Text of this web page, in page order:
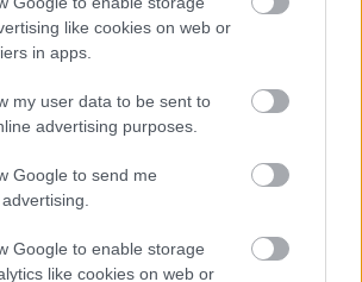
like cookies on web or
in apps.
my user data to be sent to
advertising purposes.
Google to send me
Google to enable storage
like cookies on web or
180 διαφορετικούς
διατάγματα σε 477 άρθρα.
στη μεγάλη σημασία της
εισάγει «ένα gov.gr στις
«ούτως ώστε να υπάρχει ένα
του φακέλου και του
και με τις εφορίες, να